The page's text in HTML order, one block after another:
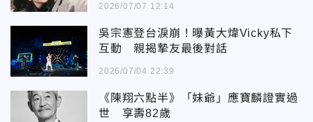
2026/07/07 12:14
吳宗憲登台淚崩！曝黃大煒Vicky私下
互動 親揭摯友最後對話
2026/07/04 22:39
《陳翔六點半》「妹爺」應寶麟證實過
世 享壽82歲